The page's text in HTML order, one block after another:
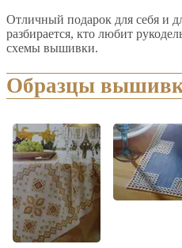
Отличный подарок для себя и
разбирается, кто любит
схемы вышивки.
Образцы